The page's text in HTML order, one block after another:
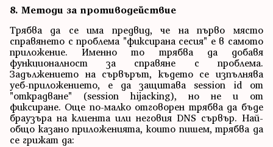
8. Методи за противодействие
Трябва да се има предвид, че на първо място
справянето с проблема "фиксирана сесия" е в самото
приложение. Именно то трябва да добавя
функционалност за справяне с проблема.
Задължението на сървърът, където се изпълнява
уеб-приложението, е да защитава session id от
"открадване" (session hijacking), но не и от
фиксиране. Още по-малко отговорен трябва да бъде
браузъра на клиента или неговия DNS сървър. Най-
общо казано приложенията, които пишем, трябва да
се грижат да: